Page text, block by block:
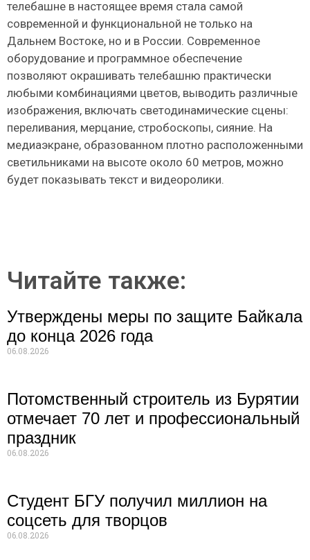
телебашне в настоящее время стала самой
современной и функциональной не только на
Дальнем Востоке, но и в России. Современное
оборудование и программное обеспечение
позволяют окрашивать телебашню практически
любыми комбинациями цветов, выводить различные
изображения, включать светодинамические сцены:
переливания, мерцание, стробоскопы, сияние. На
медиаэкране, образованном плотно расположенными
светильниками на высоте около 60 метров, можно
будет показывать текст и видеоролики.
Читайте также:
Утверждены меры по защите Байкала
до конца 2026 года
06.08.2026
Потомственный строитель из Бурятии
отмечает 70 лет и профессиональный
праздник
06.08.2026
Студент БГУ получил миллион на
соцсеть для творцов
06.08.2026